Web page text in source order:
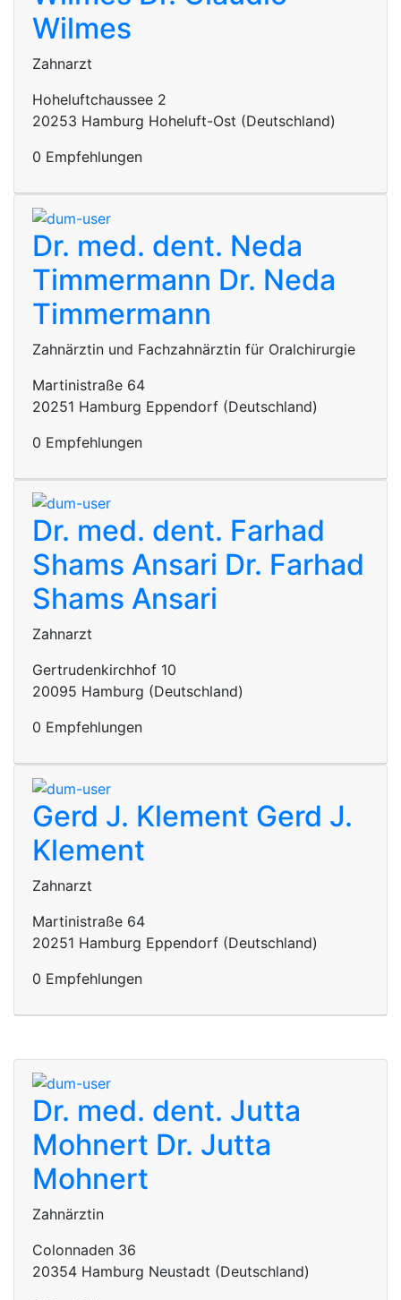
Wilmes
Zahnarzt
Hoheluftchaussee 2
20253 Hamburg Hoheluft-Ost (Deutschland)
0 Empfehlungen
Dr. med. dent. Neda
Timmermann Dr. Neda
Timmermann
Zahnärztin und Fachzahnärztin für Oralchirurgie
Martinistraße 64
20251 Hamburg Eppendorf (Deutschland)
0 Empfehlungen
Dr. med. dent. Farhad
Shams Ansari Dr. Farhad
Shams Ansari
Zahnarzt
Gertrudenkirchhof 10
20095 Hamburg (Deutschland)
0 Empfehlungen
Gerd J. Klement Gerd J.
Klement
Zahnarzt
Martinistraße 64
20251 Hamburg Eppendorf (Deutschland)
0 Empfehlungen
Dr. med. dent. Jutta
Mohnert Dr. Jutta
Mohnert
Zahnärztin
Colonnaden 36
20354 Hamburg Neustadt (Deutschland)